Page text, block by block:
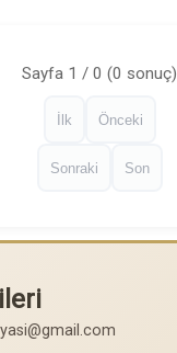
İlk Önceki
Sayfa 1 / 0 (0 sonuç)
Sonraki Son